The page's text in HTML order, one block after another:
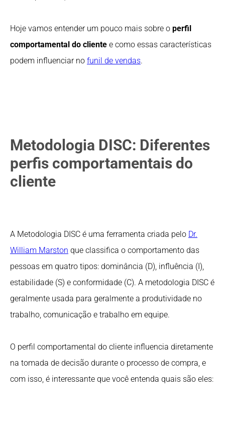
Hoje vamos entender um pouco mais sobre o perfil
comportamental do cliente e como essas características
podem influenciar no funil de vendas.
Metodologia DISC: Diferentes
perfis comportamentais do
cliente
A Metodologia DISC é uma ferramenta criada pelo Dr.
William Marston que classifica o comportamento das
pessoas em quatro tipos: dominância (D), influência (I),
estabilidade (S) e conformidade (C). A metodologia DISC é
geralmente usada para geralmente a produtividade no
trabalho, comunicação e trabalho em equipe.
O perfil comportamental do cliente influencia diretamente
na tomada de decisão durante o processo de compra, e
com isso, é interessante que você entenda quais são eles: